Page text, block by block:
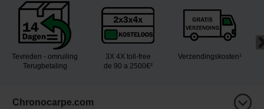
Tevreden - omruiling
Terugbetaling
3X 4X toll-free
de 90 a 2500€²
Verzendingskosten¹
Chronocarpe.com